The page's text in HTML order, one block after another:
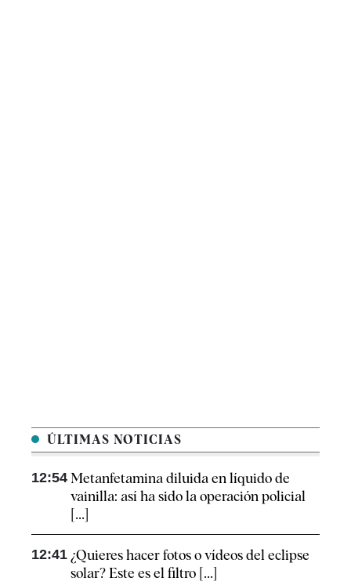
ÚLTIMAS NOTICIAS
12:54 Metanfetamina diluida en líquido de
vainilla: así ha sido la operación policial
[...]
12:41 ¿Quieres hacer fotos o vídeos del eclipse
solar? Este es el filtro [...]